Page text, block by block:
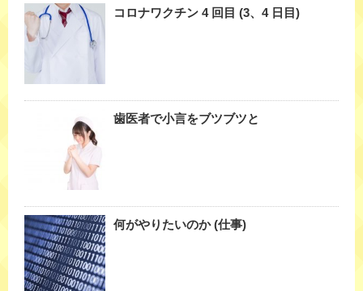
コロナワクチン 4 回目 (3、4 日目)
歯医者で小言をブツブツと
何がやりたいのか (仕事)